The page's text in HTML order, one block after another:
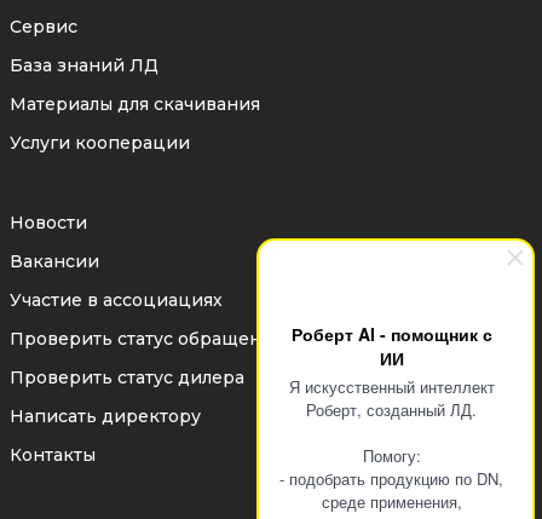
Роберт AI - помощник с
ИИ
Я искусственный интеллект
Роберт, созданный ЛД.
Помогу:
- подобрать продукцию по DN,
среде применения,
Сервис
База знаний ЛД
Материалы для скачивания
Услуги кооперации
Новости
Вакансии
Участие в ассоциациях
Проверить статус обращения
Проверить статус дилера
Написать директору
Контакты